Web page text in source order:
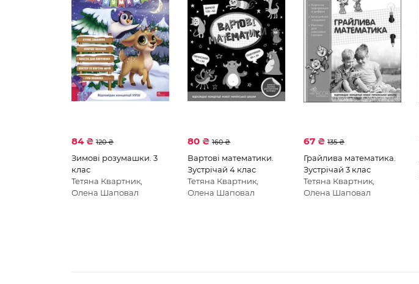
84 ₴ 120 ₴
Зимові розумашки. 3
клас
Тетяна Квартник,
Олена Шаповал
80 ₴ 160 ₴
Вартові математики.
Зустрічай 4 клас
Тетяна Квартник,
Олена Шаповал
67 ₴ 135 ₴
Грайлива математика.
Зустрічай 3 клас
Тетяна Квартник,
Олена Шаповал